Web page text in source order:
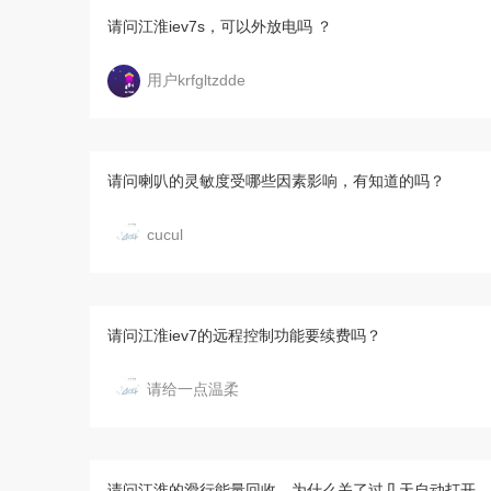
请问江淮iev7s，可以外放电吗 ？
用户krfgltzdde
请问喇叭的灵敏度受哪些因素影响，有知道的吗？
cucul
请问江淮iev7的远程控制功能要续费吗？
请给一点温柔